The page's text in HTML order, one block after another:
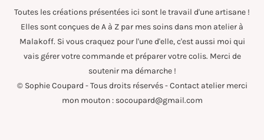
Toutes les créations présentées ici sont le travail d'une artisane !
Elles sont conçues de A à Z par mes soins dans mon atelier à
Malakoff. Si vous craquez pour l'une d'elle, c'est aussi moi qui
vais gérer votre commande et préparer votre colis. Merci de
soutenir ma démarche !
© Sophie Coupard - Tous droits réservés - Contact atelier merci
mon mouton : socoupard@gmail.com